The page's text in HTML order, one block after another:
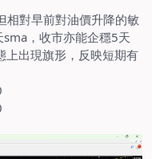
相對早前對油價升降的敏
sma ，收市亦能企穩5天
上出現旗形，反映短期有